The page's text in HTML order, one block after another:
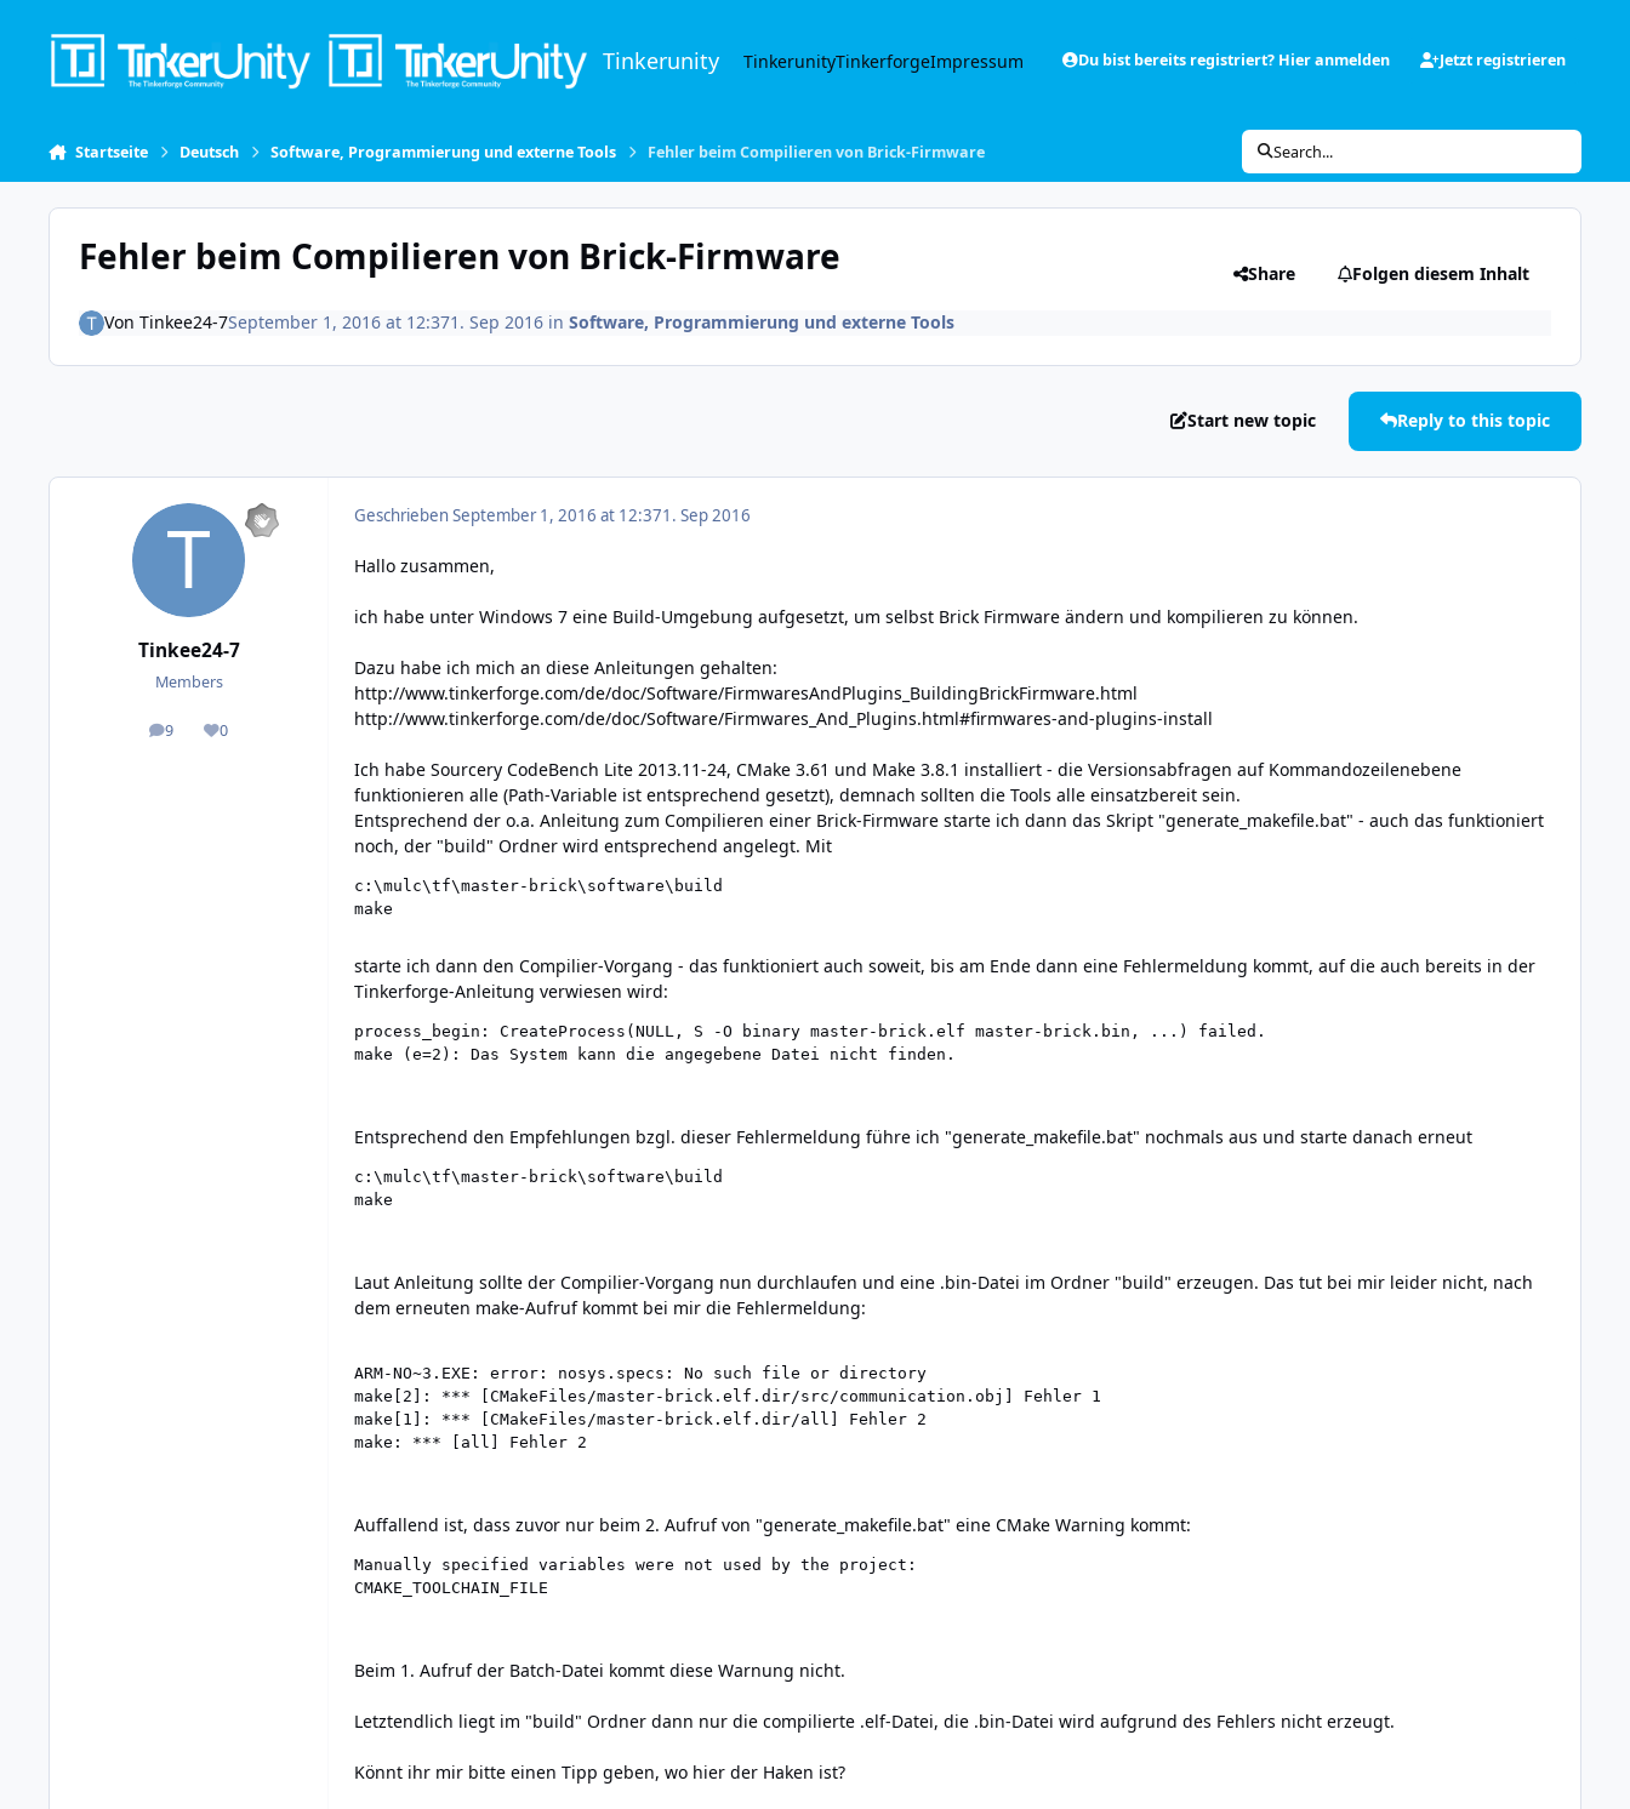
Tinkerunity TinkerunityTinkerforgeImpressum Du bist bereits registriert? Hier anmelden Jetzt registrieren
Startseite Deutsch Software, Programmierung und externe Tools Fehler beim Compilieren von Brick-Firmware Search...
Fehler beim Compilieren von Brick-Firmware Share Folgen diesem Inhalt
Von Tinkee24-7September 1, 2016 at 12:371. Sep 2016in Software, Programmierung und externe Tools
Start new topic Reply to this topic
Tinkee24-7
Members
9
posts 0
Reputation
GeschriebenSeptember 1, 2016 at 12:371. Sep 2016
Hallo zusammen,
ich habe unter Windows 7 eine Build-Umgebung aufgesetzt, um selbst Brick Firmware ändern und kompilieren zu können.
Dazu habe ich mich an diese Anleitungen gehalten:
http://www.tinkerforge.com/de/doc/Software/FirmwaresAndPlugins_BuildingBrickFirmware.html
http://www.tinkerforge.com/de/doc/Software/Firmwares_And_Plugins.html#firmwares-and-plugins-install
Ich habe Sourcery CodeBench Lite 2013.11-24, CMake 3.61 und Make 3.8.1 installiert - die Versionsabfragen auf Kommandozeilenebene
funktionieren alle (Path-Variable ist entsprechend gesetzt), demnach sollten die Tools alle einsatzbereit sein.
Entsprechend der o.a. Anleitung zum Compilieren einer Brick-Firmware starte ich dann das Skript "generate_makefile.bat" - auch das funktioniert
noch, der "build" Ordner wird entsprechend angelegt. Mit
c:\mulc\tf\master-brick\software\build
make
starte ich dann den Compilier-Vorgang - das funktioniert auch soweit, bis am Ende dann eine Fehlermeldung kommt, auf die auch bereits in der
Tinkerforge-Anleitung verwiesen wird:
process_begin: CreateProcess(NULL, S -O binary master-brick.elf master-brick.bin, ...) failed.
make (e=2): Das System kann die angegebene Datei nicht finden.
Entsprechend den Empfehlungen bzgl. dieser Fehlermeldung führe ich "generate_makefile.bat" nochmals aus und starte danach erneut
c:\mulc\tf\master-brick\software\build
make
Laut Anleitung sollte der Compilier-Vorgang nun durchlaufen und eine .bin-Datei im Ordner "build" erzeugen. Das tut bei mir leider nicht, nach
dem erneuten make-Aufruf kommt bei mir die Fehlermeldung:
ARM-NO~3.EXE: error: nosys.specs: No such file or directory
make[2]: *** [CMakeFiles/master-brick.elf.dir/src/communication.obj] Fehler 1
make[1]: *** [CMakeFiles/master-brick.elf.dir/all] Fehler 2
make: *** [all] Fehler 2
Auffallend ist, dass zuvor nur beim 2. Aufruf von "generate_makefile.bat" eine CMake Warning kommt:
Manually specified variables were not used by the project:
CMAKE_TOOLCHAIN_FILE
Beim 1. Aufruf der Batch-Datei kommt diese Warnung nicht.
Letztendlich liegt im "build" Ordner dann nur die compilierte .elf-Datei, die .bin-Datei wird aufgrund des Fehlers nicht erzeugt.
Könnt ihr mir bitte einen Tipp geben, wo hier der Haken ist?